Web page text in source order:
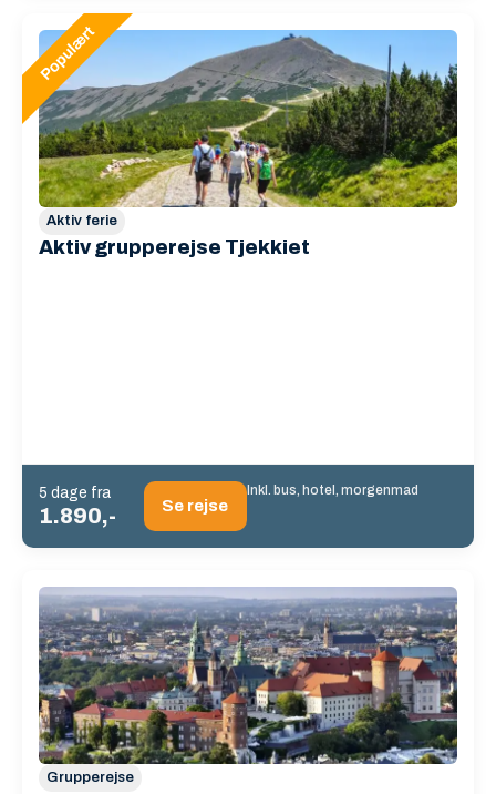
Aktiv ferie
Aktiv grupperejse Tjekkiet
5 dage fra
1.890,- Se rejse
Inkl. bus, hotel, morgenmad
Grupperejse